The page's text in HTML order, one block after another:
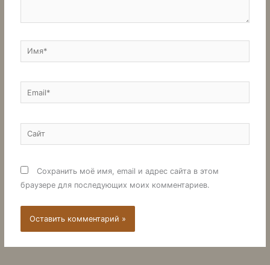
Имя*
Email*
Сайт
Сохранить моё имя, email и адрес сайта в этом
браузере для последующих моих комментариев.